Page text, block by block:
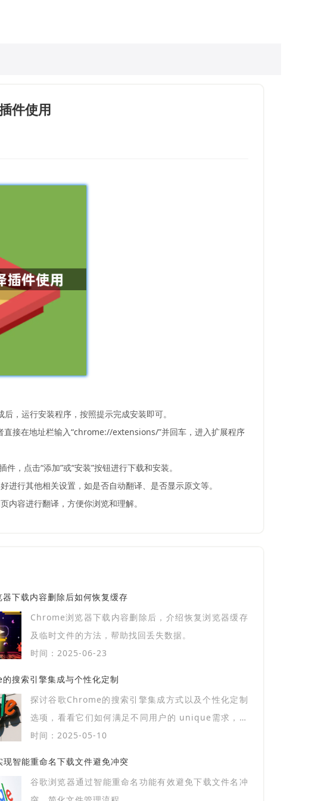
件使用
，运行安装程序，按照提示完成安装即可。
直接在地址栏输入“chrome://extensions/”并回车，进入扩展程序
，点击“添加”或“安装”按钮进行下载和安装。
行其他相关设置，如是否自动翻译、是否显示原文等。
内容进行翻译，方便你浏览和理解。
下载内容删除后如何恢复缓存
Chrome浏览器下载内容删除后，介绍恢复浏览器缓存
及临时文件的方法，帮助找回丢失数据。
时间：2025-06-23
搜索引擎集成与个性化定制
探讨谷歌Chrome的搜索引擎集成方式以及个性化定制
选项，看看它们如何满足不同用户的 unique需求，提
供个性化的浏览体验。
时间：2025-05-10
现智能重命名下载文件避免冲突
谷歌浏览器通过智能重命名功能有效避免下载文件名冲